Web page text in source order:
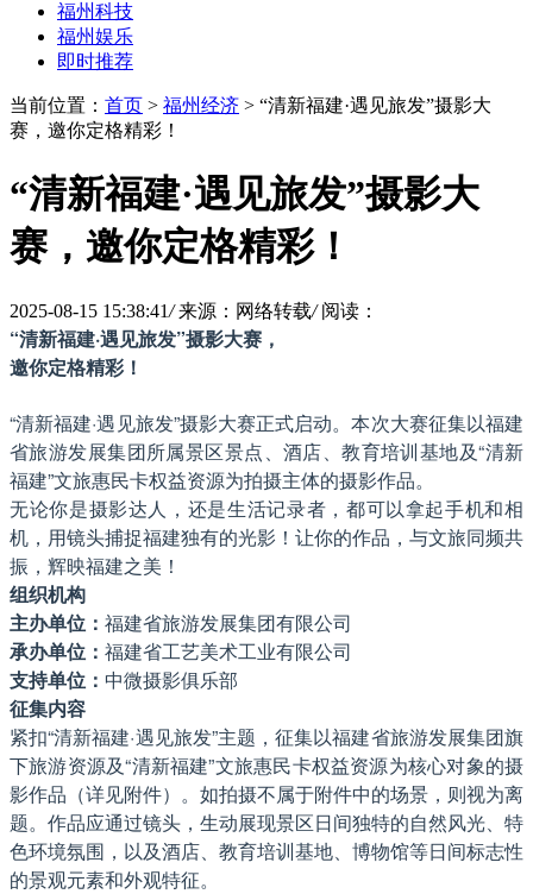
福州科技
福州娱乐
即时推荐
当前位置： 首页 > 福州经济 > “清新福建·遇见旅发”摄影大
赛，邀你定格精彩！
“清新福建·遇见旅发”摄影大
赛，邀你定格精彩！
2025-08-15 15:38:41/ 来源：网络转载/ 阅读：
“清新福建·遇见旅发”摄影大赛 ，
邀你定格精彩！
“清新福建·遇见旅发”摄影大赛正式启动。本次大赛征集以福建
省旅游发展集团所属景区景点、酒店、教育培训基地及“清新
福建”文旅惠民卡权益资源为拍摄主体的摄影作品。
无论你是摄影达人，还是生活记录者，都可以拿起手机和相
机，用镜头捕捉福建独有的光影！让你的作品，与文旅同频共
振，辉映福建之美！
组织机构
主办单位： 福建省旅游发展集团有限公司
承办单位： 福建省工艺美术工业有限公司
支持单位： 中微摄影俱乐部
征集内容
紧扣“清新福建·遇见旅发”主题，征集以福建省旅游发展集团旗
下旅游资源及“清新福建”文旅惠民卡权益资源为核心对象的摄
影作品（详见附件）。如拍摄不属于附件中的场景，则视为离
题。作品应通过镜头，生动展现景区日间独特的自然风光、特
色环境氛围，以及酒店、教育培训基地、博物馆等日间标志性
的景观元素和外观特征。